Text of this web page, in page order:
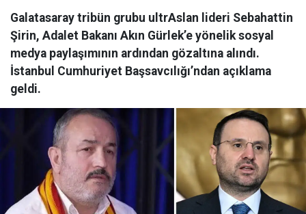
Galatasaray tribün grubu ultrAslan lideri Sebahattin
Şirin, Adalet Bakanı Akın Gürlek’e yönelik sosyal
medya paylaşımının ardından gözaltına alındı.
İstanbul Cumhuriyet Başsavcılığı’ndan açıklama
geldi.